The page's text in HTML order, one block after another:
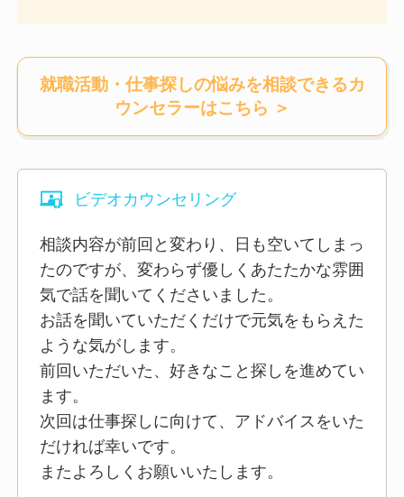
就職活動・仕事探しの悩みを相談できるカ
ウンセラーはこちら ＞
ビデオカウンセリング
相談内容が前回と変わり、日も空いてしまっ
たのですが、変わらず優しくあたたかな雰囲
気で話を聞いてくださいました。
お話を聞いていただくだけで元気をもらえた
ような気がします。
前回いただいた、好きなこと探しを進めてい
ます。
次回は仕事探しに向けて、アドバイスをいた
だければ幸いです。
またよろしくお願いいたします。